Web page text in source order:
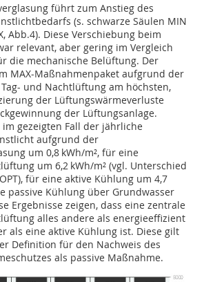
führt zum Anstieg des
(s. schwarze Säulen MIN
Abb.4). Diese Verschiebung beim
relevant, aber gering im Vergleich
die mechanische Belüftung. Der
MAX-Maßnahmenpaket aufgrund der
und Nachtlüftung am höchsten,
der Lüftungswärmeverluste
der Lüftungsanlage.
gezeigten Fall der jährliche
aufgrund der
um 0,8 kWh/m², für eine
um 6,2 kWh/m² (vgl. Unterschied
für eine aktive Kühlung um 4,7
passive Kühlung über Grundwasser
Ergebnisse zeigen, dass eine zentrale
alles andere als energieeffizient
als eine aktive Kühlung ist. Diese gilt
Definition für den Nachweis des
als passive Maßnahme.